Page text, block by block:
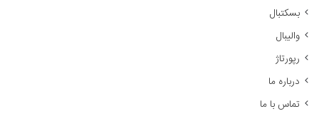
بسکتبال
والیبال
رپورتاژ
درباره ما
تماس با ما